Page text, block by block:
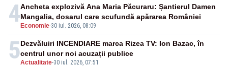
4 Economie-30 iul. 2026, 08:09
Ancheta explozivă Ana Maria Păcuraru: Șantierul Damen
Mangalia, dosarul care scufundă apărarea României
5Actualitate-30 iul. 2026, 07:51
Dezvăluiri INCENDIARE marca Rizea TV: Ion Bazac, în
centrul unor noi acuzații publice